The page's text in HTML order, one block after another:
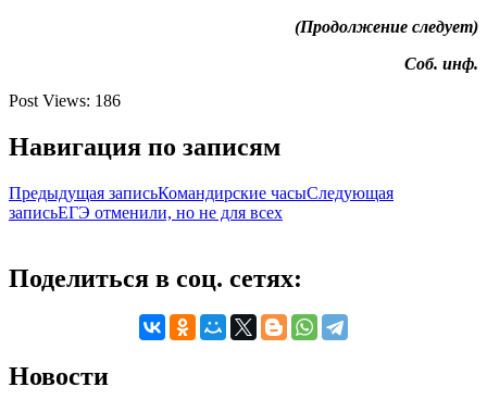
(Продолжение следует)
Соб. инф.
Post Views: 186
Навигация по записям
Предыдущая записьКомандирские часыСледующая
записьЕГЭ отменили, но не для всех
Поделиться в соц. сетях:
Новости